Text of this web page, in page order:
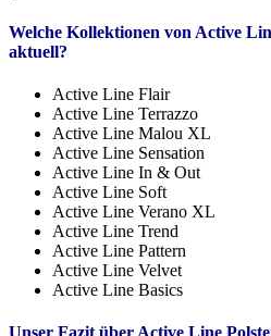
Welche Kollektionen von Active
aktuell?
Active Line Flair
Active Line Terrazzo
Active Line Malou XL
Active Line Sensation
Active Line In & Out
Active Line Soft
Active Line Verano XL
Active Line Trend
Active Line Pattern
Active Line Velvet
Active Line Basics